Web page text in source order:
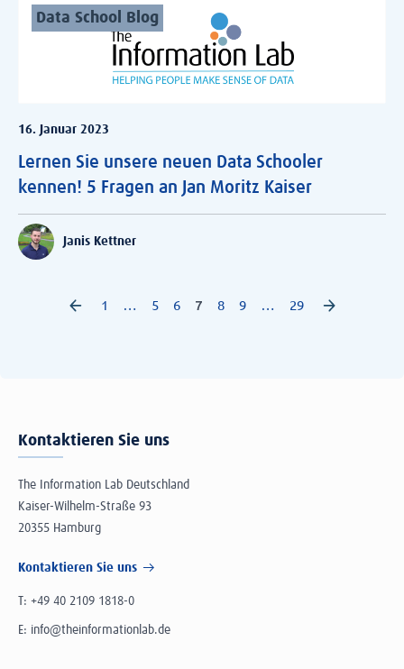
Data School Blog
16. Januar 2023
Lernen Sie unsere neuen Data Schooler
kennen! 5 Fragen an Jan Moritz Kaiser
Janis Kettner
1 … 5 6 7 8 9 … 29
Kontaktieren Sie uns
The Information Lab Deutschland
Kaiser-Wilhelm-Straße 93
20355 Hamburg
Kontaktieren Sie uns
T: +49 40 2109 1818-0
E: info@theinformationlab.de